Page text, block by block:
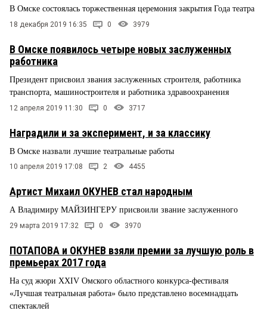
В Омске состоялась торжественная церемония закрытия Года театра
18 декабря 2019 16:35 0 3979
В Омске появилось четыре новых заслуженных
работника
Президент присвоил звания заслуженных строителя, работника
транспорта, машиностроителя и работника здравоохранения
12 апреля 2019 11:30 0 3717
Наградили и за эксперимент, и за классику
В Омске назвали лучшие театральные работы
10 апреля 2019 17:08 2 4455
Артист Михаил ОКУНЕВ стал народным
А Владимиру МАЙЗИНГЕРУ присвоили звание заслуженного
29 марта 2019 17:32 0 3970
ПОТАПОВА и ОКУНЕВ взяли премии за лучшую роль в
премьерах 2017 года
На суд жюри XXIV Омского областного конкурса-фестиваля
«Лучшая театральная работа» было представлено восемнадцать
спектаклей